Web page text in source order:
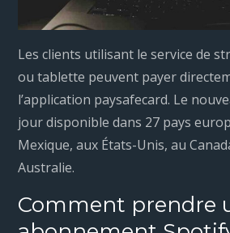
Les clients utilisant le service de
ou tablette peuvent payer
l’application paysafecard. Le
jour disponible dans 27 pays
Mexique, aux États-Unis, au
Australie.
Comment prendre